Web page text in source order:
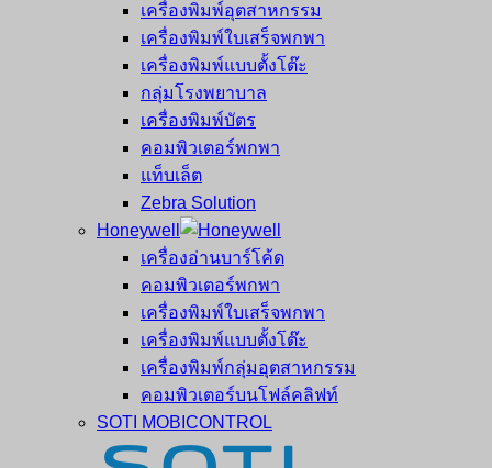
เครื่องพิมพ์อุตสาหกรรม
เครื่องพิมพ์ใบเสร็จพกพา
เครื่องพิมพ์แบบตั้งโต๊ะ
กลุ่มโรงพยาบาล
เครื่องพิมพ์บัตร
คอมพิวเตอร์พกพา
แท็บเล็ต
Zebra Solution
Honeywell
เครื่องอ่านบาร์โค้ด
คอมพิวเตอร์พกพา
เครื่องพิมพ์ใบเสร็จพกพา
เครื่องพิมพ์แบบตั้งโต๊ะ
เครื่องพิมพ์กลุ่มอุตสาหกรรม
คอมพิวเตอร์บนโฟล์คลิฟท์
SOTI MOBICONTROL